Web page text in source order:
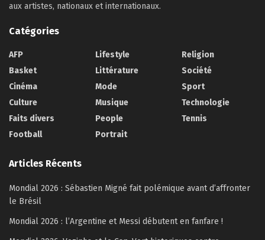
aux artistes, nationaux et internationaux.
Catégories
AFP
Basket
Cinéma
Culture
Faits divers
Football
Lifestyle
Littérature
Mode
Musique
People
Portrait
Religion
Société
Sport
Technologie
Tennis
Articles Récents
Mondial 2026 : Sébastien Migné fait polémique avant d’affronter
le Brésil
Mondial 2026 : l’Argentine et Messi débutent en fanfare !